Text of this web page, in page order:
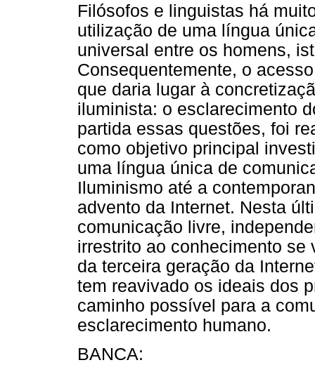
Filósofos e linguistas há
utilização de uma língua
universal entre os homens,
Consequentemente, o
que daria lugar à
iluminista: o esclarecimento
partida essas questões, foi
como objetivo principal
uma língua única de
Iluminismo até a
advento da Internet. Nesta
comunicação livre,
irrestrito ao conhecimento se
da terceira geração da
tem reavivado os ideais dos
caminho possível para a
esclarecimento humano.
BANCA: